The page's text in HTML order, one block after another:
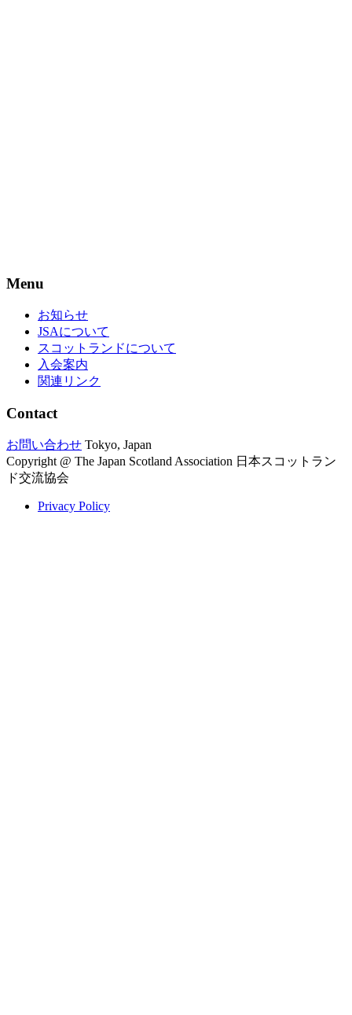
Menu
お知らせ
JSAについて
スコットランドについて
入会案内
関連リンク
Contact
お問い合わせ Tokyo, Japan
Copyright @ The Japan Scotland Association 日本スコットラン
ド交流協会
Privacy Policy